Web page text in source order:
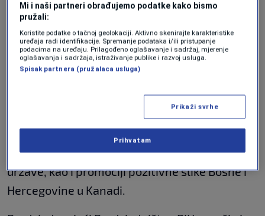
genocida, historijskog revizionizma i svih
oblika diskriminacije, kao i za jačanje kulture
sjećanja.
Bećirović je istakao da bosanskohercegovačka
dijaspora ima neprocjenjivo vrijedan
potencijal, te da upravo zajednica u Kanadi
daje važan doprinos promoviranju političkih,
kulturnih i ekonomskih veza dvije prijateljske
države, kao i promociji pozitivne slike Bosne i
Hercegovine u Kanadi.
Mi i naši partneri obrađujemo podatke kako bismo
pružali:
Koristite podatke o tačnoj geolokaciji. Aktivno skenirajte karakteristike
uređaja radi identifikacije. Spremanje podataka i/ili pristupanje
podacima na uređaju. Prilagođeno oglašavanje i sadržaj, mjerenje
oglašavanja i sadržaja, istraživanje publike i razvoj usluga.
Spisak partnera (pružalaca usluga)
Prikaži svrhe
Prihvatam